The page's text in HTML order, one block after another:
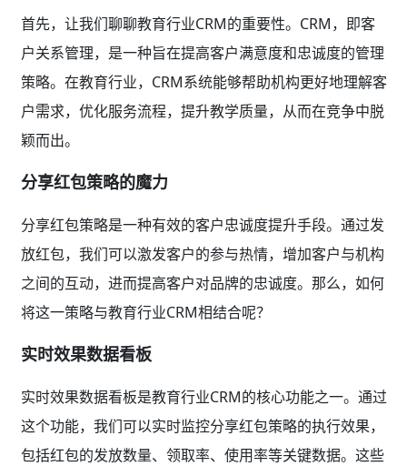
首先，让我们聊聊教育行业CRM的重要性。CRM，即客
户关系管理，是一种旨在提高客户满意度和忠诚度的管理
策略。在教育行业，CRM系统能够帮助机构更好地理解客
户需求，优化服务流程，提升教学质量，从而在竞争中脱
颖而出。
分享红包策略的魔力
分享红包策略是一种有效的客户忠诚度提升手段。通过发
放红包，我们可以激发客户的参与热情，增加客户与机构
之间的互动，进而提高客户对品牌的忠诚度。那么，如何
将这一策略与教育行业CRM相结合呢？
实时效果数据看板
实时效果数据看板是教育行业CRM的核心功能之一。通过
这个功能，我们可以实时监控分享红包策略的执行效果，
包括红包的发放数量、领取率、使用率等关键数据。这些